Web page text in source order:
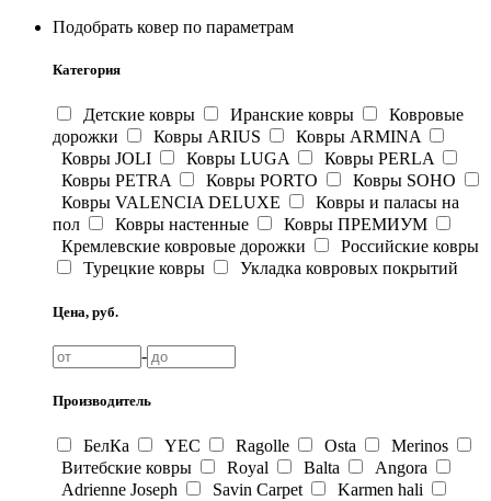
Подобрать ковер по параметрам
Категория
Детские ковры Иранские ковры
Ковровые
дорожки
Ковры ARIUS
Ковры ARMINA
Ковры JOLI
Ковры LUGA
Ковры PERLA
Ковры PETRA
Ковры PORTO
Ковры SOHO
Ковры VALENCIA DELUXE
Ковры и паласы на
пол
Ковры настенные
Ковры ПРЕМИУМ
Кремлевские ковровые дорожки
Российские ковры
Турецкие ковры
Укладка ковровых покрытий
Цена, руб.
-
Производитель
БелКа YEC Ragolle Osta
Merinos
Витебские ковры
Royal Balta
Angora
Adrienne Joseph
Savin Carpet
Karmen hali